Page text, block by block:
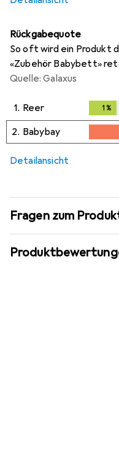
Rückgabequote
So oft wird ein Produkt
«Zubehör Babybett»
Quelle: Galaxus
1. Reer 1 %
2. Babybay
6,3%
Detailansicht
Fragen zum